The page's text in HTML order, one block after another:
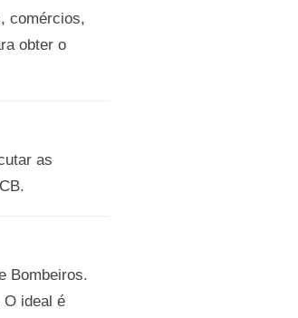
comércios,
obter o
as
Bombeiros.
ideal é